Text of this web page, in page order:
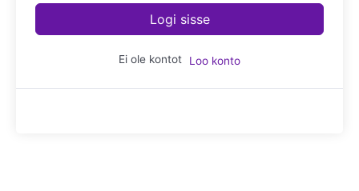
Logi sisse
Ei ole kontot Loo konto